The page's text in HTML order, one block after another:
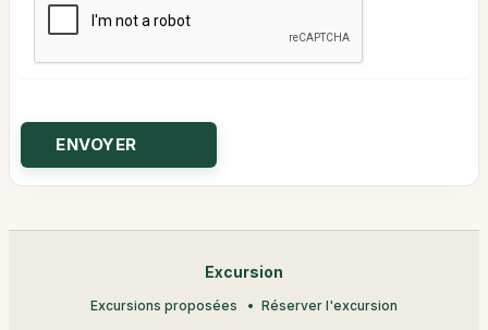
Excursion
Excursions proposées Réserver l'excursion